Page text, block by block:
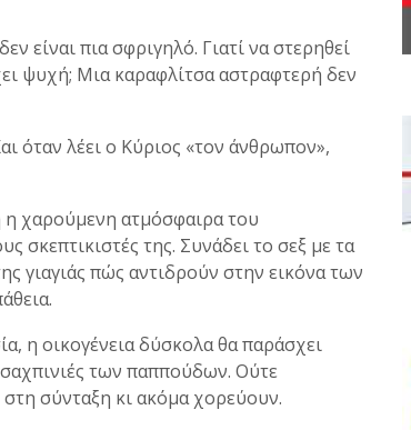
είναι πια σφριγηλό. Γιατί να στερηθεί
ψυχή; Μια καραφλίτσα αστραφτερή δεν
όταν λέει ο Κύριος «τον άνθρωπον»,
χαρούμενη ατμόσφαιρα του
σκεπτικιστές της. Συνάδει το σεξ με τα
γιαγιάς πώς αντιδρούν στην εικόνα των
η οικογένεια δύσκολα θα παράσχει
των παππούδων. Ούτε
σύνταξη κι ακόμα χορεύουν.